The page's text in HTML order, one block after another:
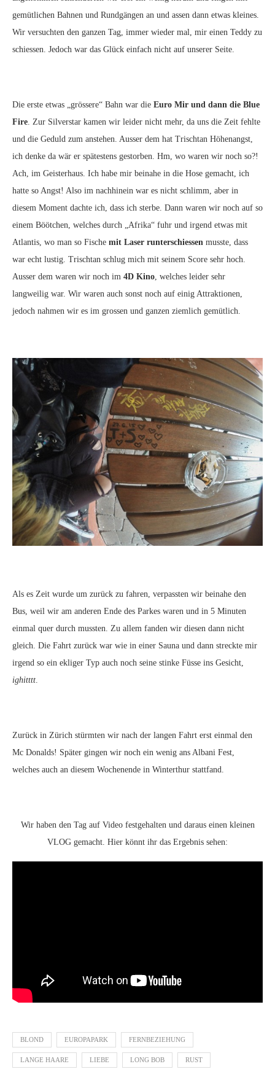
gemütlichen Bahnen und Rundgängen an und assen dann etwas kleines.
Wir versuchten den ganzen Tag, immer wieder mal, mir einen Teddy zu
schiessen. Jedoch war das Glück einfach nicht auf unserer Seite.
Die erste etwas „grössere“ Bahn war die Euro Mir und dann die Blue
Fire. Zur Silverstar kamen wir leider nicht mehr, da uns die Zeit fehlte
und die Geduld zum anstehen. Ausser dem hat Trischtan Höhenangst,
ich denke da wär er spätestens gestorben. Hm, wo waren wir noch so?!
Ach, im Geisterhaus. Ich habe mir beinahe in die Hose gemacht, ich
hatte so Angst! Also im nachhinein war es nicht schlimm, aber in
diesem Moment dachte ich, dass ich sterbe. Dann waren wir noch auf so
einem Böötchen, welches durch „Afrika“ fuhr und irgend etwas mit
Atlantis, wo man so Fische mit Laser runterschiessen musste, dass
war echt lustig. Trischtan schlug mich mit seinem Score sehr hoch.
Ausser dem waren wir noch im 4D Kino, welches leider sehr
langweilig war. Wir waren auch sonst noch auf einig Attraktionen,
jedoch nahmen wir es im grossen und ganzen ziemlich gemütlich.
Als es Zeit wurde um zurück zu fahren, verpassten wir beinahe den
Bus, weil wir am anderen Ende des Parkes waren und in 5 Minuten
einmal quer durch mussten. Zu allem fanden wir diesen dann nicht
gleich. Die Fahrt zurück war wie in einer Sauna und dann streckte mir
irgend so ein ekliger Typ auch noch seine stinke Füsse ins Gesicht,
ighitttt.
Zurück in Zürich stürmten wir nach der langen Fahrt erst einmal den
Mc Donalds! Später gingen wir noch ein wenig ans Albani Fest,
welches auch an diesem Wochenende in Winterthur stattfand.
Wir haben den Tag auf Video festgehalten und daraus einen kleinen
VLOG gemacht. Hier könnt ihr das Ergebnis sehen:
BLOND EUROPAPARK FERNBEZIEHUNG
LANGE HAARE LIEBE LONG BOB RUST